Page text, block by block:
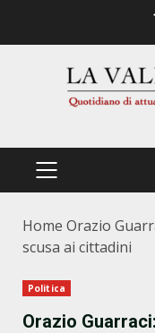
PRIMÄRES
Home Orazio
scusa ai cittadini
Politica
Orazio